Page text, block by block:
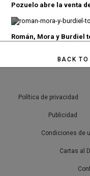
Pozuelo abre la venta
Román, Mora y Burdiel
BACK
Política de privacidad
Publicidad
Condiciones de
Cartas al